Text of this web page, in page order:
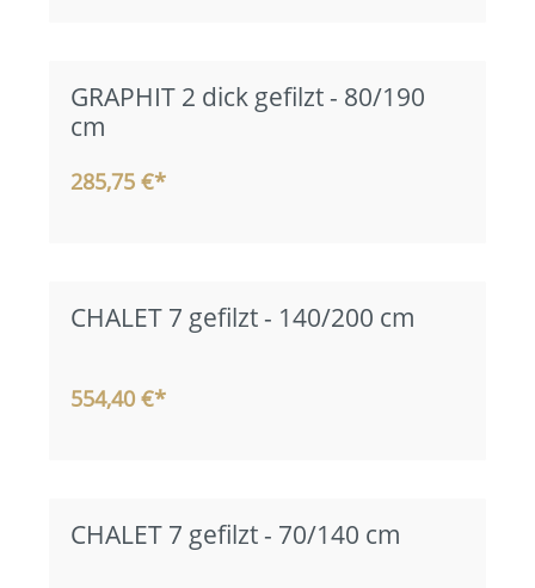
GRAPHIT 2 dick gefilzt - 80/190
cm
285,75 €*
CHALET 7 gefilzt - 140/200 cm
554,40 €*
CHALET 7 gefilzt - 70/140 cm